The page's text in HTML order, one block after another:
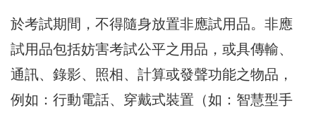
於考試期間，不得隨身放置非應試用品。非應
試用品包括妨害考試公平之用品，或具傳輸、
通訊、錄影、照相、計算或發聲功能之物品，
例如：行動電話、穿戴式裝置（如：智慧型手